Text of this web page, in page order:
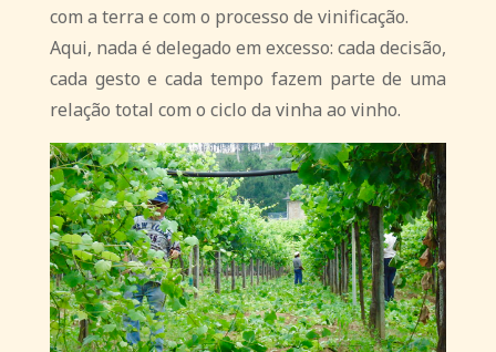
com a terra e com o processo de vinificação.
Aqui, nada é delegado em excesso: cada decisão,
cada gesto e cada tempo fazem parte de uma
relação total com o ciclo da vinha ao vinho.